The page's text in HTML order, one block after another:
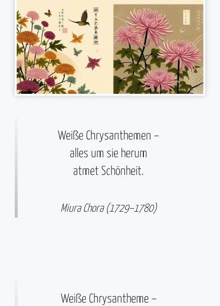
Weiße Chrysanthemen –
alles um sie herum
atmet Schönheit.
Miura Chora (1729–1780)
Weiße Chrysantheme –